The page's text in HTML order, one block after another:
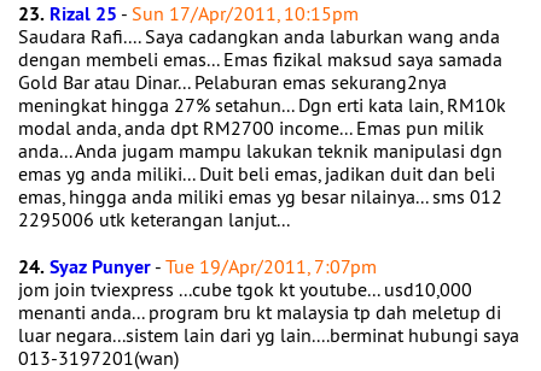
23. Rizal 25 - Sun 17/Apr/2011, 10:15pm
Saudara Rafi.... Saya cadangkan anda laburkan wang anda
dengan membeli emas... Emas fizikal maksud saya samada
Gold Bar atau Dinar... Pelaburan emas sekurang2nya
meningkat hingga 27% setahun... Dgn erti kata lain, RM10k
modal anda, anda dpt RM2700 income... Emas pun milik
anda... Anda jugam mampu lakukan teknik manipulasi dgn
emas yg anda miliki... Duit beli emas, jadikan duit dan beli
emas, hingga anda miliki emas yg besar nilainya... sms 012
2295006 utk keterangan lanjut...
24.Syaz Punyer - Tue 19/Apr/2011, 7:07pm
jom join tviexpress ...cube tgok kt youtube... usd10,000
menanti anda... program bru kt malaysia tp dah meletup di
luar negara...sistem lain dari yg lain....berminat hubungi saya
013-3197201(wan)